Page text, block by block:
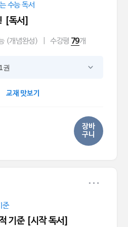
수능 독서
[독서]
(개념완성) 수강평 79개
권
교재 맛보기
장바
구니
준
기준 [시작 독서]